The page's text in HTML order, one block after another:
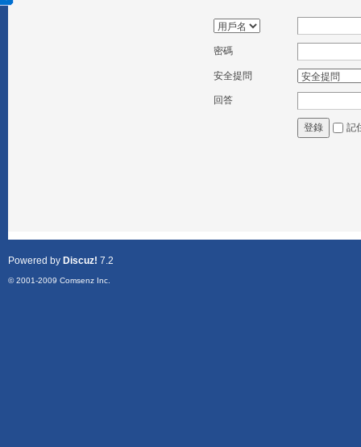
密碼
安全提問
回答
登錄 記
Powered by Discuz! 7.2
© 2001-2009 Comsenz Inc.